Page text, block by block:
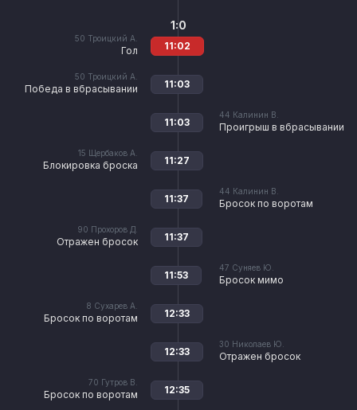
50 Троицкий А.
Гол
1:0
11:02
50 Троицкий А.
Победа в вбрасывании 11:03
44 Калинин В.
Проигрыш в вбрасывании
11:03
15 Щербаков А.
Блокировка броска 11:27
44 Калинин В.
Бросок по воротам
11:37
90 Прохоров Д.
Отражен бросок 11:37
47 Суняев Ю.
Бросок мимо
11:53
8 Сухарев А.
Бросок по воротам 12:33
30 Николаев Ю.
Отражен бросок
12:33
70 Гутров В.
Бросок по воротам 12:35